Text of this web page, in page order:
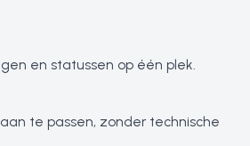
en statussen op één plek.
te passen, zonder technische